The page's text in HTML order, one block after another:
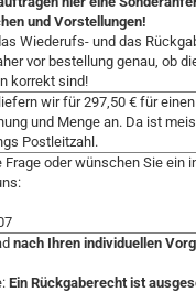
und Vorstellungen!
Wiederufs- und das
vor bestellung genau, ob
korrekt sind!
wir für 297,50 € für
und Menge an. Da ist
Postleitzahl.
Frage oder wünschen Sie ein
nach Ihren individuellen
Ein Rückgaberecht ist